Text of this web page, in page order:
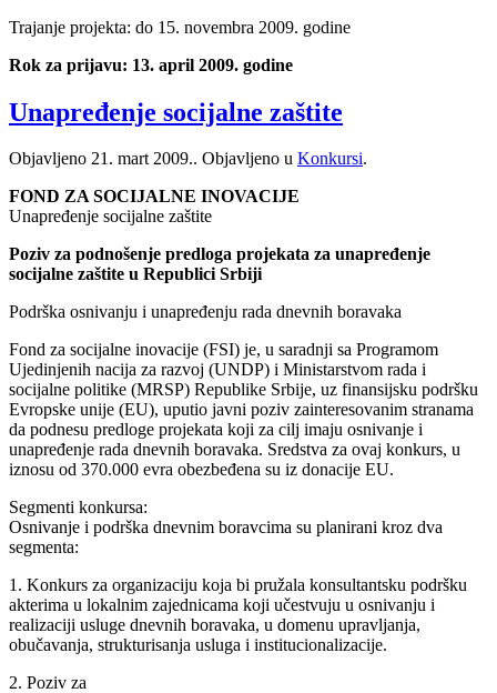
Trajanje projekta: do 15. novembra 2009. godine
Rok za prijavu: 13. april 2009. godine
Unapređenje socijalne zaštite
Objavljeno 21. mart 2009.. Objavljeno u Konkursi.
FOND ZA SOCIJALNE INOVACIJE
Unapređenje socijalne zaštite
Poziv za podnošenje predloga projekata za unapređenje
socijalne zaštite u Republici Srbiji
Podrška osnivanju i unapređenju rada dnevnih boravaka
Fond za socijalne inovacije (FSI) je, u saradnji sa Programom
Ujedinjenih nacija za razvoj (UNDP) i Ministarstvom rada i
socijalne politike (MRSP) Republike Srbije, uz finansijsku podršku
Evropske unije (EU), uputio javni poziv zainteresovanim stranama
da podnesu predloge projekata koji za cilj imaju osnivanje i
unapređenje rada dnevnih boravaka. Sredstva za ovaj konkurs, u
iznosu od 370.000 evra obezbeđena su iz donacije EU.
Segmenti konkursa:
Osnivanje i podrška dnevnim boravcima su planirani kroz dva
segmenta:
1. Konkurs za organizaciju koja bi pružala konsultantsku podršku
akterima u lokalnim zajednicama koji učestvuju u osnivanju i
realizaciji usluge dnevnih boravaka, u domenu upravljanja,
obučavanja, strukturisanja usluga i institucionalizacije.
2. Poziv za